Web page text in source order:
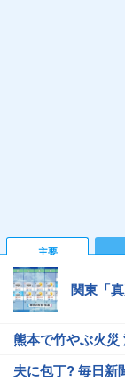
主要
関東「
熊本で竹やぶ火災
夫に包丁? 毎日新